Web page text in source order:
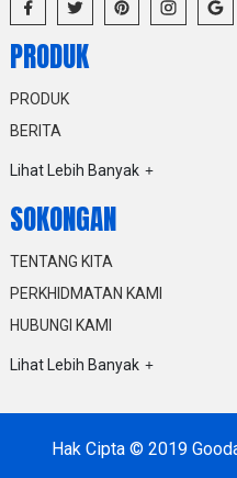
PRODUK
PRODUK
BERITA
Lihat Lebih Banyak
SOKONGAN
TENTANG KITA
PERKHIDMATAN KAMI
HUBUNGI KAMI
Lihat Lebih Banyak
Hak Cipta © 2019